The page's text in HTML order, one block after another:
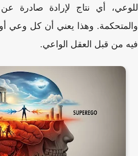
أي نتاج لإرادة صادرة عن
وهذا يعني أن كل وعي
من قبل العقل الواعي.